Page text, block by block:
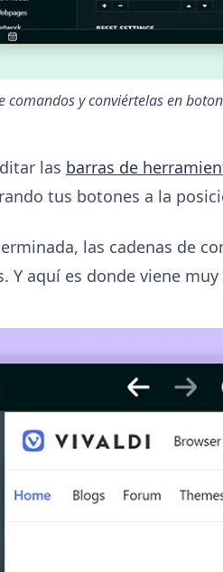
comandos y conviértelas en
las barras de
tus botones a la
las cadenas de
Y aquí es donde viene